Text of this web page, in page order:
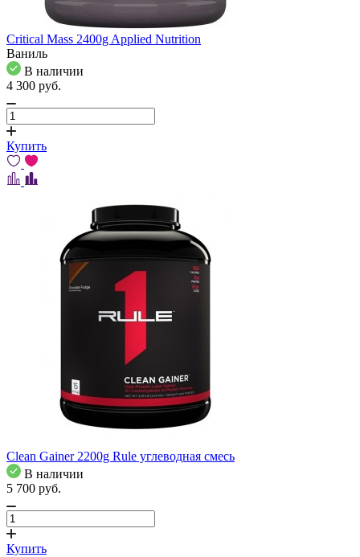
Critical Mass 2400g Applied Nutrition
Ваниль
В наличии
4 300 pуб.
Купить
Clean Gainer 2200g Rule углеводная смесь
В наличии
5 700 pуб.
Купить